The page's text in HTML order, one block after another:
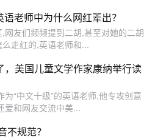
老师中为什么网红辈出？
友们频频提到二胡,甚至对她的二胡
走红的,英语老师和...
，美国儿童文学作家康纳举行读
“中文十级”的英语老师,他专攻创意
爱和网友交流中美...
不规范？